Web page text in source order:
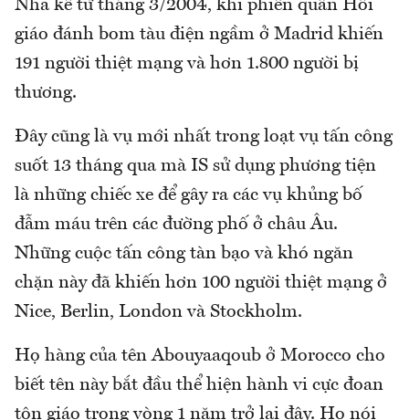
Nha kể từ tháng 3/2004, khi phiến quân Hồi
giáo đánh bom tàu điện ngầm ở Madrid khiến
191 người thiệt mạng và hơn 1.800 người bị
thương.
Đây cũng là vụ mới nhất trong loạt vụ tấn công
suốt 13 tháng qua mà IS sử dụng phương tiện
là những chiếc xe để gây ra các vụ khủng bố
đẫm máu trên các đường phố ở châu Âu.
Những cuộc tấn công tàn bạo và khó ngăn
chặn này đã khiến hơn 100 người thiệt mạng ở
Nice, Berlin, London và Stockholm.
Họ hàng của tên Abouyaaqoub ở Morocco cho
biết tên này bắt đầu thể hiện hành vi cực đoan
tôn giáo trong vòng 1 năm trở lại đây. Họ nói